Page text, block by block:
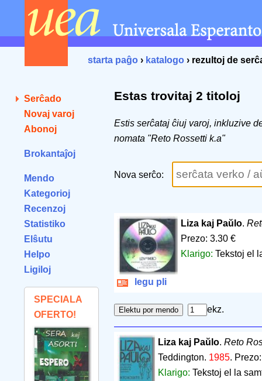
starta paĝo › katalogo › rezultoj de
Serĉado
Novaj varoj
Abonoj
Brokantaĵoj
Mendo
Kategorioj
Recenzoj
Statistiko
Elŝutu
Helpo
Ligiloj
SPECIALA
OFERTO!
Estas trovitaj 2 titoloj
Estis serĉataj ĉiuj varoj, inkluzive
nomata "Reto Rossetti k.a"
Nova serĉo:
Liza kaj Paŭlo.
Prezo: 3.30 €
Klarigo: Tekstoj el
legu pli
ekz.
Liza kaj Paŭlo. Reto
Teddington. 1985.
Klarigo: Tekstoj el la